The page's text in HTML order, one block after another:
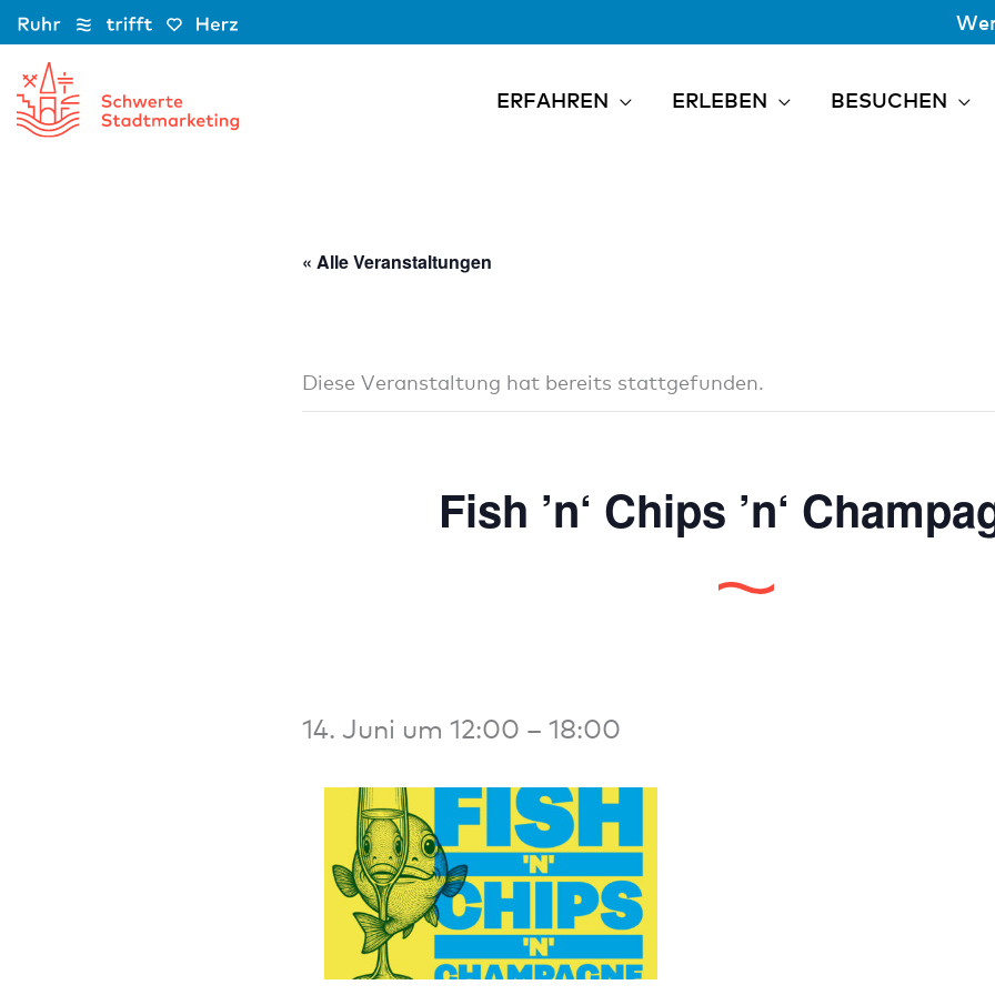
Zum
Inhalt
springen
ERFAHREN ERLEBEN BESUCHEN
« Alle Veranstaltungen
Diese Veranstaltung hat bereits stattgefunden.
Fish ’n‘ Chips ’n‘
14. Juni um 12:00 – 18:00